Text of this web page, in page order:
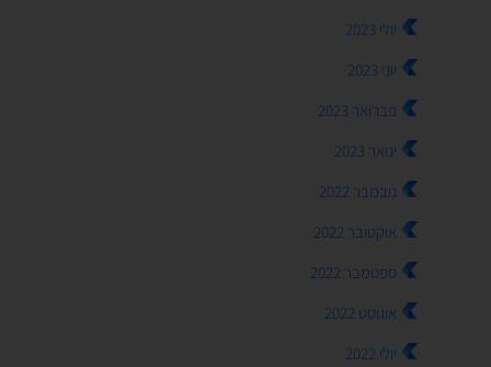
יולי 2023
יוני 2023
פברואר 2023
ינואר 2023
נובמבר 2022
אוקטובר 2022
ספטמבר 2022
אוגוסט 2022
יולי 2022